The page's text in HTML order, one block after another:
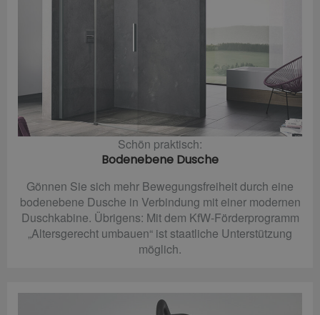
Schön praktisch:
Bodenebene Dusche
Gönnen Sie sich mehr Bewegungsfreiheit durch eine
bodenebene Dusche in Verbindung mit einer modernen
Duschkabine. Übrigens: Mit dem KfW-Förderprogramm
„Altersgerecht umbauen“ ist staatliche Unterstützung
möglich.